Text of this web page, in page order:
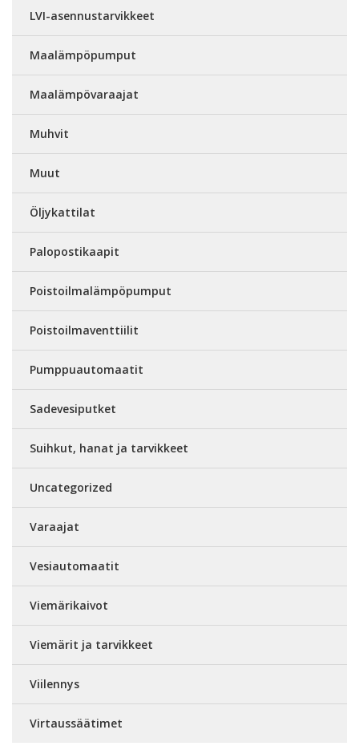
LVI-asennustarvikkeet
Maalämpöpumput
Maalämpövaraajat
Muhvit
Muut
Öljykattilat
Palopostikaapit
Poistoilmalämpöpumput
Poistoilmaventtiilit
Pumppuautomaatit
Sadevesiputket
Suihkut, hanat ja tarvikkeet
Uncategorized
Varaajat
Vesiautomaatit
Viemärikaivot
Viemärit ja tarvikkeet
Viilennys
Virtaussäätimet